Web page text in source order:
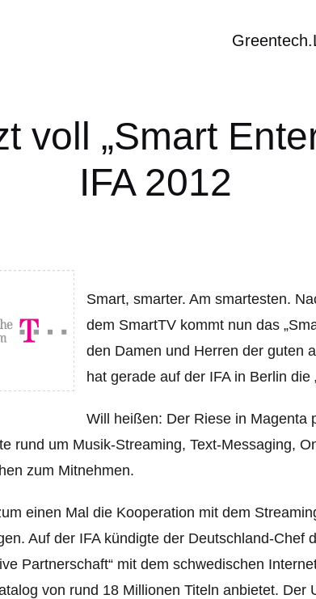
voll „Smart
IFA 2012
Smart, smarter. Am smartesten.
dem SmartTV kommt nun das
den Damen und Herren der guten
hat gerade auf der IFA in Berlin
Will heißen: Der Riese in Magenta
rund um Musik-Streaming, Text-Messaging,
zum Mitnehmen.
einen Mal die Kooperation mit dem
Auf der IFA kündigte der Deutschland-Chef
Partnerschaft“ mit dem schwedischen
von rund 18 Millionen Titeln anbietet. Der